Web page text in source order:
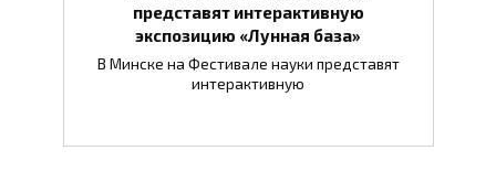
представят интерактивную
экспозицию «Лунная база»
В Минске на Фестивале науки представят
интерактивную